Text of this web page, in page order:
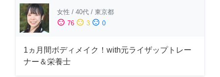
女性 / 40代 / 東京都
sentiment_satisfied 76 sentiment_neutral 3 sentiment_dissatisfied 0
1ヵ月間ボディメイク！with元ライザップトレー
ナー＆栄養士